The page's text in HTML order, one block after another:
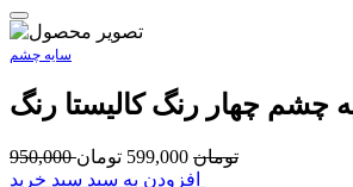
سایه چشم
950,000 تومان 599,000 تومان